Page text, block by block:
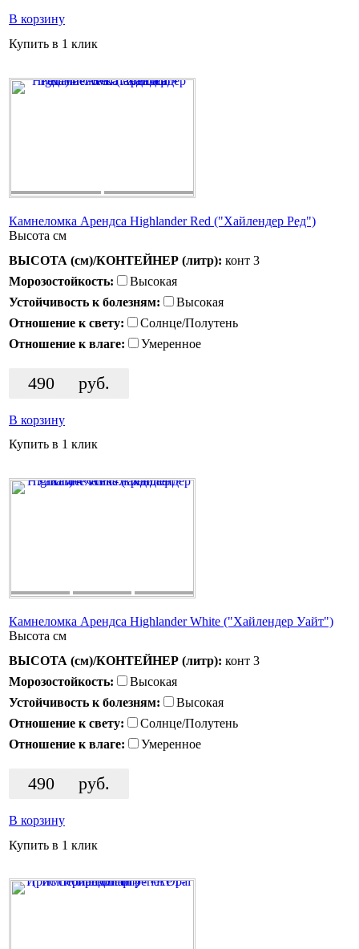
В корзину
Купить в 1 клик
Камнеломка Арендса Highlander Red ("Хайлендер Ред")
Высота см
ВЫСОТА (см)/КОНТЕЙНЕР (литр): конт 3
Морозостойкость:
Высокая
Устойчивость к болезням:
Высокая
Отношение к свету:
Солнце/Полутень
Отношение к влаге:
Умеренное
490 руб.
В корзину
Купить в 1 клик
Камнеломка Арендса Highlander White ("Хайлендер Уайт")
Высота см
ВЫСОТА (см)/КОНТЕЙНЕР (литр): конт 3
Морозостойкость:
Высокая
Устойчивость к болезням:
Высокая
Отношение к свету:
Солнце/Полутень
Отношение к влаге:
Умеренное
490 руб.
В корзину
Купить в 1 клик